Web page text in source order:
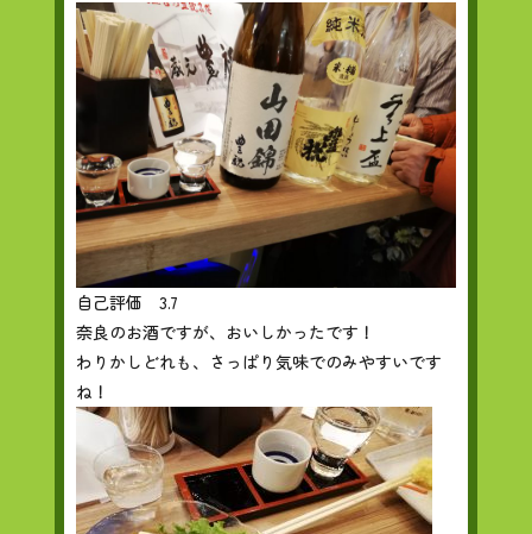
自己評価 3.7
奈良のお酒ですが、おいしかったです！
わりかしどれも、さっぱり気味でのみやすいです
ね！